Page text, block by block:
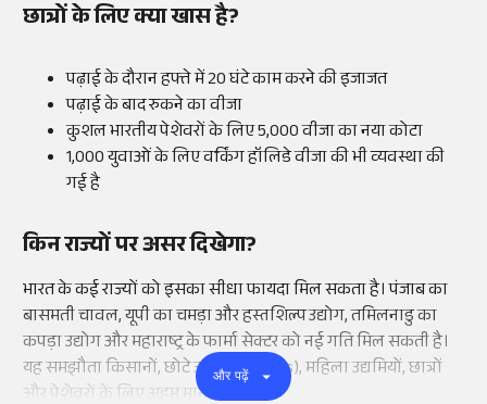
छात्रों के लिए क्या खास है?
पढ़ाई के दौरान हफ्ते में 20 घंटे काम करने की इजाजत
पढ़ाई के बाद रुकने का वीजा
कुशल भारतीय पेशेवरों के लिए 5,000 वीजा का नया कोटा
1,000 युवाओं के लिए वर्किंग हॉलिडे वीजा की भी व्यवस्था की
गई है
किन राज्यों पर असर दिखेगा?
भारत के कई राज्यों को इसका सीधा फायदा मिल सकता है। पंजाब का
बासमती चावल, यूपी का चमड़ा और हस्तशिल्प उद्योग, तमिलनाडु का
कपड़ा उद्योग और महाराष्ट्र के फार्मा सेक्टर को नई गति मिल सकती है।
यह समझौता किसानों, छोटे उद्योगों (MSMEs), महिला उद्यमियों, छात्रों
और पेशेवरों के लिए अहम माना जा रहा है।
और पढ़ें